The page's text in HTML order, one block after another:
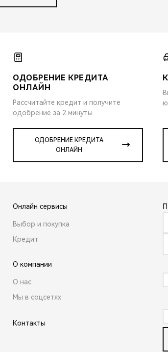
ОДОБРЕНИЕ КРЕДИТА
ОНЛАЙН
Рассчитайте кредит и получите
одобрение за 2 минуты
ОДОБРЕНИЕ КРЕДИТА
ОНЛАЙН
Онлайн сервисы
Выбор и покупка
Кредит
О компании
О нас
Мы в соцсетях
Контакты